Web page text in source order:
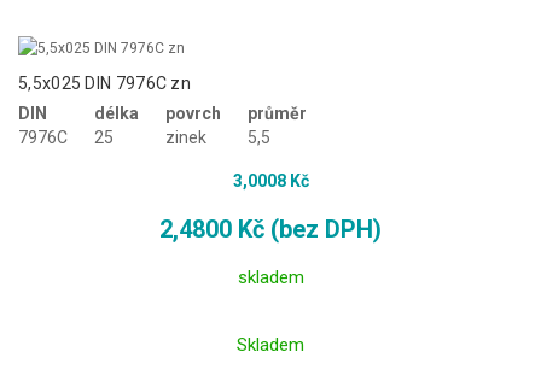
5,5x025 DIN 7976C zn
DIN
7976C
délka
25
povrch
zinek
průměr
5,5
3,0008 Kč
2,4800 Kč (bez DPH)
skladem
Skladem